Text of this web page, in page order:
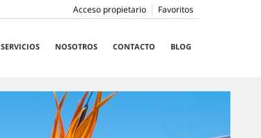
Favoritos
Acceso propietario
SERVICIOS NOSOTROS CONTACTO BLOG